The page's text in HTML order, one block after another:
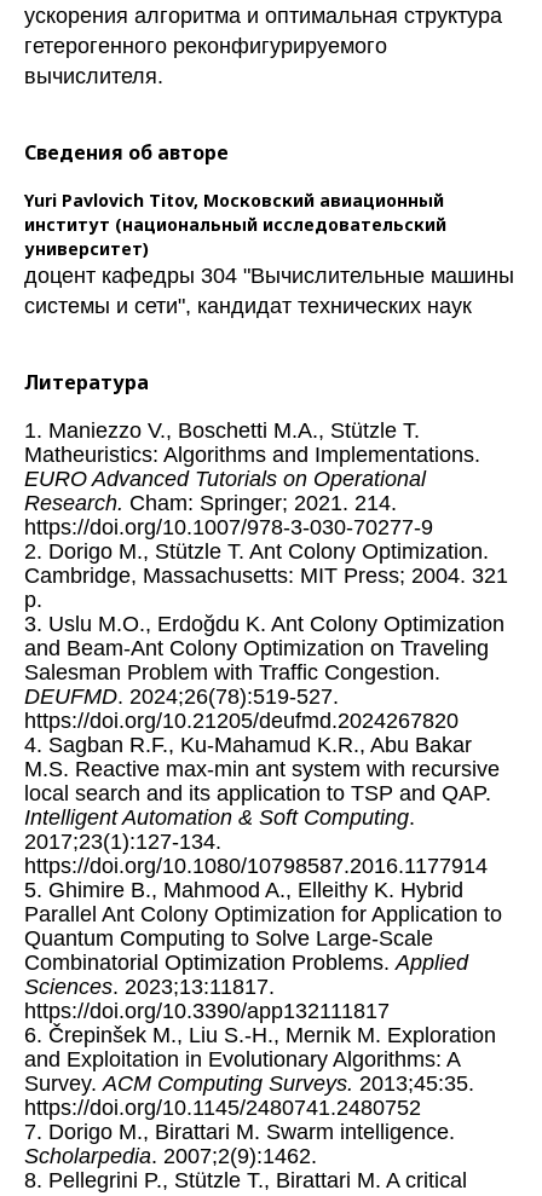
ускорения алгоритма и оптимальная структура
гетерогенного реконфигурируемого
вычислителя.
Сведения об авторе
Yuri Pavlovich Titov, Московский авиационный
институт (национальный исследовательский
университет)
доцент кафедры 304 "Вычислительные машины
системы и сети", кандидат технических наук
Литература
1. Maniezzo V., Boschetti M.A., Stützle T.
Matheuristics: Algorithms and Implementations.
EURO Advanced Tutorials on Operational
Research. Cham: Springer; 2021. 214.
https://doi.org/10.1007/978-3-030-70277-9
2. Dorigo M., Stützle T. Ant Colony Optimization.
Cambridge, Massachusetts: MIT Press; 2004. 321
p.
3. Uslu M.O., Erdoğdu K. Ant Colony Optimization
and Beam-Ant Colony Optimization on Traveling
Salesman Problem with Traffic Congestion.
DEUFMD. 2024;26(78):519-527.
https://doi.org/10.21205/deufmd.2024267820
4. Sagban R.F., Ku-Mahamud K.R., Abu Bakar
M.S. Reactive max-min ant system with recursive
local search and its application to TSP and QAP.
Intelligent Automation & Soft Computing.
2017;23(1):127-134.
https://doi.org/10.1080/10798587.2016.1177914
5. Ghimire B., Mahmood A., Elleithy K. Hybrid
Parallel Ant Colony Optimization for Application to
Quantum Computing to Solve Large-Scale
Combinatorial Optimization Problems.Applied
Sciences. 2023;13:11817.
https://doi.org/10.3390/app132111817
6. Črepinšek M., Liu S.-H., Mernik M. Exploration
and Exploitation in Evolutionary Algorithms: A
Survey.ACM Computing Surveys. 2013;45:35.
https://doi.org/10.1145/2480741.2480752
7. Dorigo M., Birattari M. Swarm intelligence.
Scholarpedia. 2007;2(9):1462.
8. Pellegrini P., Stützle T., Birattari M. A critical